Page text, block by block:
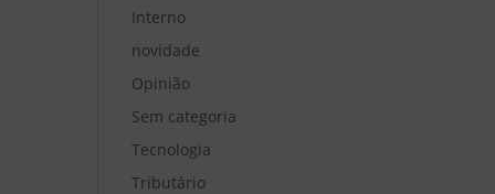
Interno
novidade
Opinião
Sem categoria
Tecnologia
Tributário